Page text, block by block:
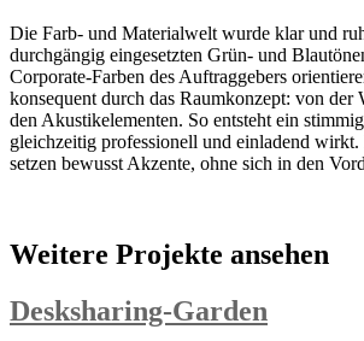
Die Farb- und Materialwelt wurde klar und
durchgängig eingesetzten Grün- und
Corporate-Farben des Auftraggebers
konsequent durch das Raumkonzept: von der
den Akustikelementen. So entsteht ein
gleichzeitig professionell und einladend
setzen bewusst Akzente, ohne sich in den
Weitere Projekte ansehen
Desksharing-Garden